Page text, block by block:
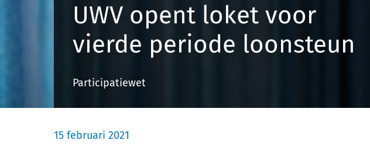
UWV opent loket voor
vierde periode loonsteun
Participatiewet
15 februari 2021